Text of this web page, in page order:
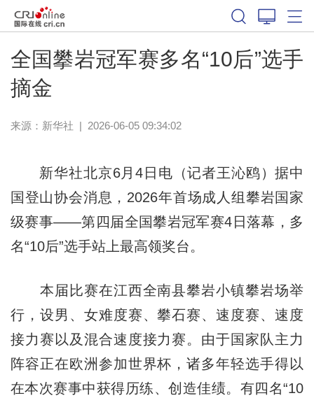
全国攀岩冠军赛多名“10后”选手
摘金
来源：新华社 | 2026-06-05 09:34:02
新华社北京6月4日电（记者王沁鸥）据中
国登山协会消息，2026年首场成人组攀岩国家
级赛事——第四届全国攀岩冠军赛4日落幕，多
名“10后”选手站上最高领奖台。
本届比赛在江西全南县攀岩小镇攀岩场举
行，设男、女难度赛、攀石赛、速度赛、速度
接力赛以及混合速度接力赛。由于国家队主力
阵容正在欧洲参加世界杯，诸多年轻选手得以
在本次赛事中获得历练、创造佳绩。有四名“10